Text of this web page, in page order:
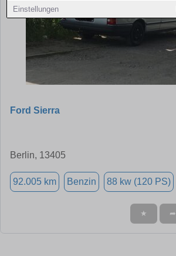
Einstellungen
Ford Sierra
Berlin, 13405
92.005 km Benzin 88 kw (120 PS)
★ ➦